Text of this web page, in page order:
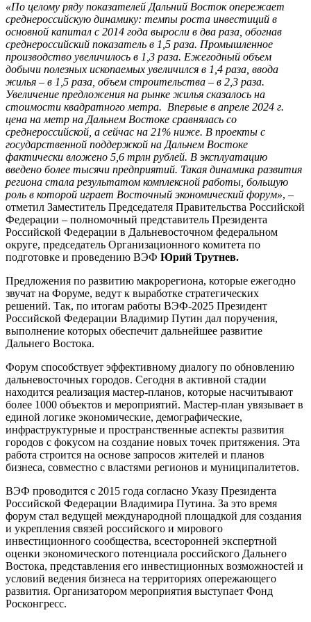
«По целому ряду показателей Дальний Восток опережает
среднероссийскую динамику: темпы роста инвестиций в
основной капитал с 2014 года выросли в два раза, обогнав
среднероссийский показатель в 1,5 раза. Промышленное
производство увеличилось в 1,3 раза. Ежегодный объем
добычи полезных ископаемых увеличился в 1,4 раза, ввода
жилья – в 1,5 раза, объем строительства – в 2,3 раза.
Увеличение предложения на рынке жилья сказалось на
стоимости квадратного метра. Впервые в апреле 2024 г.
цена на метр на Дальнем Востоке сравнялась со
среднероссийской, а сейчас на 21% ниже. В проекты с
государственной поддержкой на Дальнем Востоке
фактически вложено 5,6 трлн рублей. В эксплуатацию
введено более тысячи предприятий. Такая динамика развития
региона стала результатом комплексной работы, большую
роль в которой играет Восточный экономический форум», –
отметил Заместитель Председателя Правительства Российской
Федерации – полномочный представитель Президента
Российской Федерации в Дальневосточном федеральном
округе, председатель Организационного комитета по
подготовке и проведению ВЭФ Юрий Трутнев.
Предложения по развитию макрорегиона, которые ежегодно
звучат на Форуме, ведут к выработке стратегических
решений. Так, по итогам работы ВЭФ-2025 Президент
Российской Федерации Владимир Путин дал поручения,
выполнение которых обеспечит дальнейшее развитие
Дальнего Востока.
Форум способствует эффективному диалогу по обновлению
дальневосточных городов. Сегодня в активной стадии
находится реализация мастер-планов, которые насчитывают
более 1000 объектов и мероприятий. Мастер-план увязывает в
единой логике экономические, демографические,
инфраструктурные и пространственные аспекты развития
городов с фокусом на создание новых точек притяжения. Эта
работа строится на основе запросов жителей и планов
бизнеса, совместно с властями регионов и муниципалитетов.
ВЭФ проводится с 2015 года согласно Указу Президента
Российской Федерации Владимира Путина. За это время
форум стал ведущей международной площадкой для создания
и укрепления связей российского и мирового
инвестиционного сообщества, всесторонней экспертной
оценки экономического потенциала российского Дальнего
Востока, представления его инвестиционных возможностей и
условий ведения бизнеса на территориях опережающего
развития. Организатором мероприятия выступает Фонд
Росконгресс.